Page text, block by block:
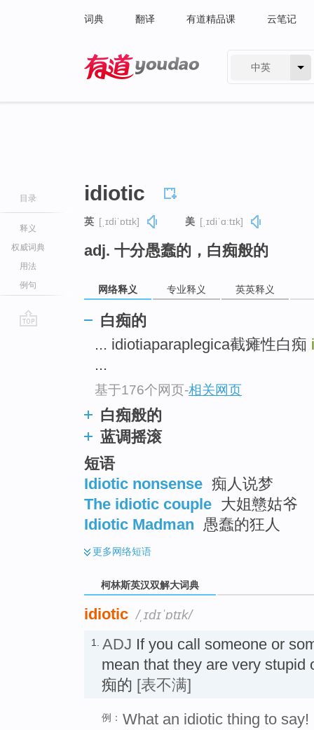
词典 翻译 有道精品课 云笔记
中英
目录
释义
权威词典
用法
例句
idiotic
英 [ˌɪdiˈɒtɪk] 美 [ˌɪdiˈɑːtɪk]
adj. 十分愚蠢的，白痴般的
网络释义 专业释义 英英释义
白痴的
... idiotiaparaplegica截瘫性白痴
...
基于176个网页-相关网页
白痴般的
蓝调摇滚
短语
Idiotic nonsense 痴人说梦
The idiotic couple 大姐戆姑爷
Idiotic Madman 愚蠢的狂人
更多网络短语
柯林斯英汉双解大词典
idiotic /ˌɪdɪˈɒtɪk/
1. ADJ If you call someone or
mean that they are very stupid
痴的 [表不满]
例： What an idiotic thing to say!